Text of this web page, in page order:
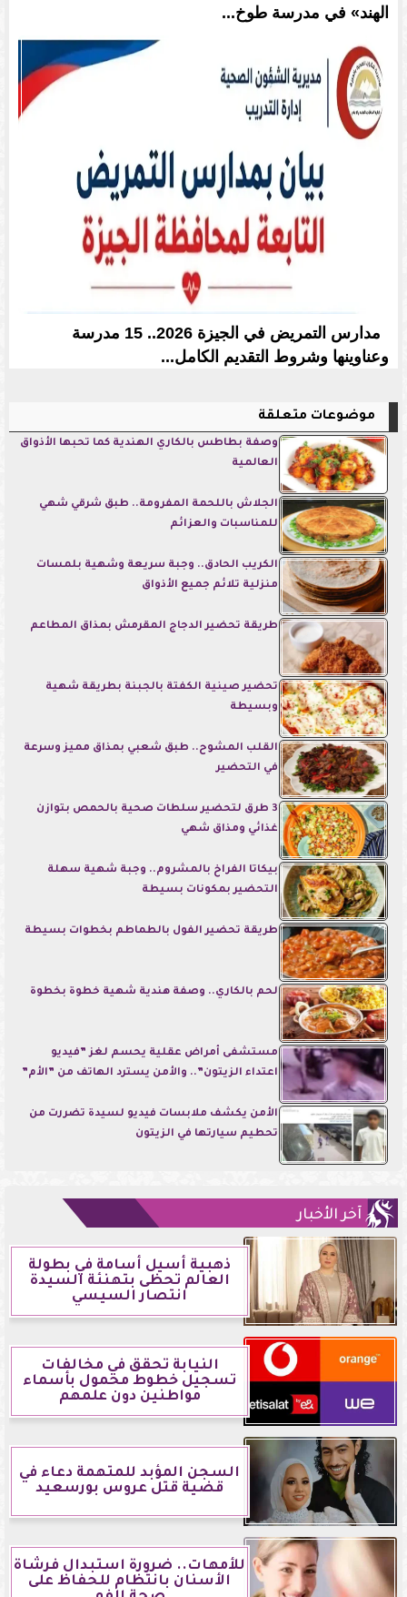
الهند» في مدرسة طوخ...
مدارس التمريض في الجيزة 2026.. 15 مدرسة
وعناوينها وشروط التقديم الكامل...
موضوعات متعلقة
وصفة بطاطس بالكاري الهندية كما تحبها الأذواق
العالمية
الجلاش باللحمة المفرومة.. طبق شرقي شهي
للمناسبات والعزائم
الكريب الحادق.. وجبة سريعة وشهية بلمسات
منزلية تلائم جميع الأذواق
طريقة تحضير الدجاج المقرمش بمذاق المطاعم
تحضير صينية الكفتة بالجبنة بطريقة شهية
وبسيطة
القلب المشوح.. طبق شعبي بمذاق مميز وسرعة
في التحضير
3 طرق لتحضير سلطات صحية بالحمص بتوازن
غذائي ومذاق شهي
بيكاتا الفراخ بالمشروم.. وجبة شهية سهلة
التحضير بمكونات بسيطة
طريقة تحضير الفول بالطماطم بخطوات بسيطة
لحم بالكاري.. وصفة هندية شهية خطوة بخطوة
مستشفى أمراض عقلية يحسم لغز ”فيديو
اعتداء الزيتون”.. والأمن يسترد الهاتف من ”الأم”
الأمن يكشف ملابسات فيديو لسيدة تضررت من
تحطيم سيارتها في الزيتون
آخر الأخبار
ذهبية أسيل أسامة في بطولة
العالم تحظى بتهنئة السيدة
انتصار السيسي
النيابة تحقق في مخالفات
تسجيل خطوط محمول بأسماء
مواطنين دون علمهم
السجن المؤبد للمتهمة دعاء في
قضية قتل عروس بورسعيد
للأمهات.. ضرورة استبدال فرشاة
الأسنان بانتظام للحفاظ على